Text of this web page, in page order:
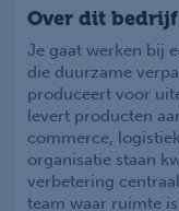
Over dit bedrijf
Je gaat werken bij
die duurzame
produceert voor
levert producten
commerce,
organisatie staan
verbetering
team waar ruimte